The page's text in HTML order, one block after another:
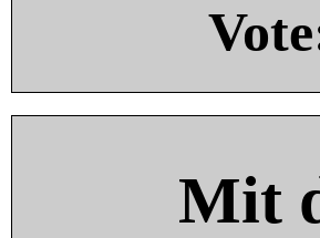
Mit